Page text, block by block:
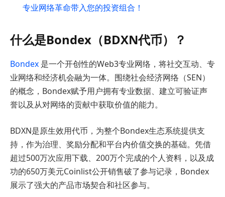
专业网络革命带入您的投资组合！
什么是Bondex（BDXN代币）？
Bondex 是一个开创性的Web3专业网络，将社交互动、专
业网络和经济机会融为一体。围绕社会经济网络（SEN）
的概念，Bondex赋予用户拥有专业数据、建立可验证声
誉以及从对网络的贡献中获取价值的能力。
BDXN是原生效用代币，为整个Bondex生态系统提供支
持，作为治理、奖励分配和平台内价值交换的基础。凭借
超过500万次应用下载、200万个完成的个人资料，以及成
功的650万美元Coinlist公开销售破了参与记录，Bondex
展示了强大的产品市场契合和社区参与。